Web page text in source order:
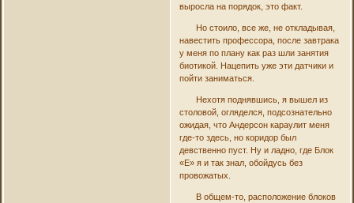
выросла на порядок, это факт.
Но стоило, все же, не откладывая,
навестить профессора, после завтрака
у меня по плану как раз шли занятия
биотикой. Нацепить уже эти датчики и
пойти заниматься.
Нехотя поднявшись, я вышел из
столовой, огляделся, подсознательно
ожидая, что Андерсон караулит меня
где-то здесь, но коридор был
девственно пуст. Ну и ладно, где Блок
«Е» я и так знал, обойдусь без
провожатых.
В общем-то, расположение блоков